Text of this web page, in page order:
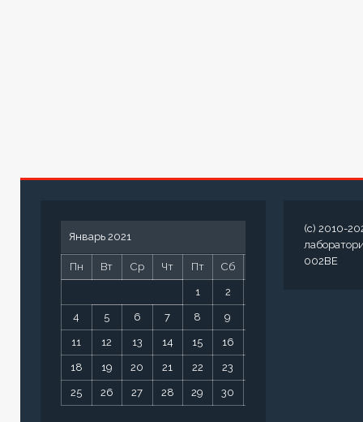
Январь 2021
Пн Вт Ср Чт Пт Сб
1 2
4 5 6 7 8 9
11 12 13 14 15 16
18 19 20 21 22 23
25 26 27 28 29 30
(c) 2010-
002BE